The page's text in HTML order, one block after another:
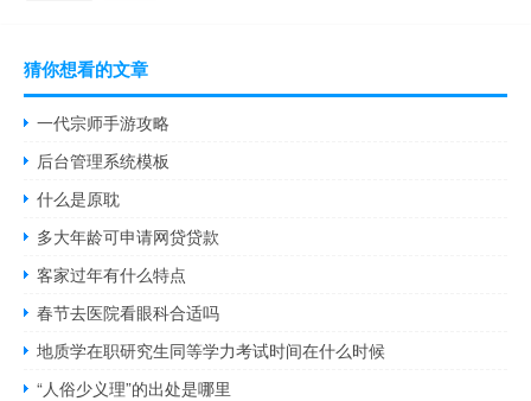
猜你想看的文章
一代宗师手游攻略
后台管理系统模板
什么是原耽
多大年龄可申请网贷贷款
客家过年有什么特点
春节去医院看眼科合适吗
地质学在职研究生同等学力考试时间在什么时候
“人俗少义理”的出处是哪里